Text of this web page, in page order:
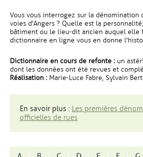
Vous vous interrogez sur la dénomination
voies d'Angers ? Quelle est la
bâtiment ou le lieu-dit ancien auquel elle
dictionnaire en ligne vous en donne
Dictionnaire en cours de refonte : un
dont les données ont été revues et
Réalisation : Marie-Luce Fabre, Sylvain
En savoir plus : Les premières
officielles de rues